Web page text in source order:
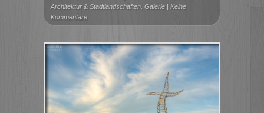
Architektur & Stadtlandschaften Galerie | Keine
Kommentare